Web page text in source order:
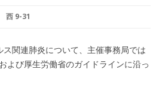
西 9-31
ス関連肺炎について、主催事務局では
よび厚生労働省のガイドラインに沿っ